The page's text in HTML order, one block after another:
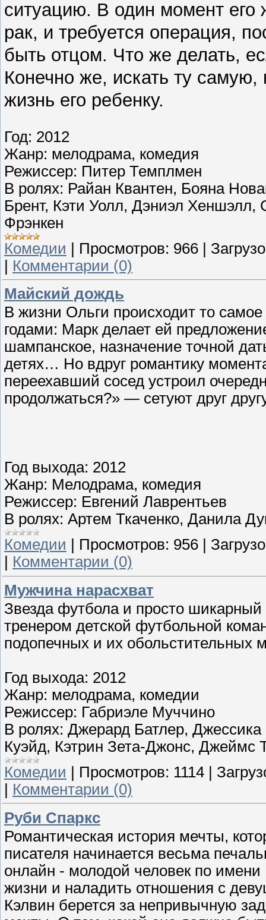
ситуацию. В один момент его
рак, и требуется операция,
быть отцом. Что же делать,
Конечно же, искать ту
жизнь его ребенку.
Год: 2012
Жанр: мелодрама, комедия
Режиссер: Питер Темплмен
В ролях: Райан Квантен, Бояна
Брент, Кэти Уолл, Дэниэл
Фрэнкен
Комедии | Просмотров: 966 |
| Комментарии (0)
Майский дождь
В жизни Ольги происходит то
годами: Марк делает ей
шампанское, назначение точной
детях… Но вдруг романтику
переехавший сосед устроил
продолжаться?» — сетуют друг
Год выхода: 2012
Жанр: Мелодрама, комедия
Режиссер: Евгений Лаврентьев
В ролях: Артем Ткаченко, Данила
Комедии
Просмотров: 956
Комментарии (0)
Мужчина нарасхват
Звезда футбола и просто
тренером детской футбольной
подопечных и их
Год выхода: 2012
Жанр: мелодрама, комедии
Режиссер: Габриэле Муччино
В ролях: Джерард Батлер,
Куэйд, Кэтрин Зета-Джонс, Джеймс
Комедии
Просмотров: 1114
Комментарии (0)
Руби Спаркс
Романтическая история мечты,
писателя начинается весьма
онлайн - молодой человек по
жизни и наладить отношения с
Кэлвин берется за непривычную